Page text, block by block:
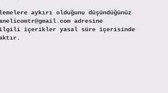
aykırı olduğunu düşündüğünüz
adresine
ilgili içerikler yasal süre içerisinde